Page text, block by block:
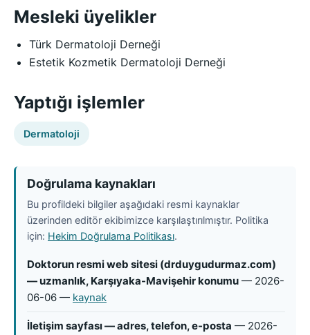
Mesleki üyelikler
Türk Dermatoloji Derneği
Estetik Kozmetik Dermatoloji Derneği
Yaptığı işlemler
Dermatoloji
Doğrulama kaynakları
Bu profildeki bilgiler aşağıdaki resmi kaynaklar
üzerinden editör ekibimizce karşılaştırılmıştır. Politika
için: Hekim Doğrulama Politikası.
Doktorun resmi web sitesi (drduygudurmaz.com)
— uzmanlık, Karşıyaka-Mavişehir konumu — 2026-
06-06 — kaynak
İletişim sayfası — adres, telefon, e-posta — 2026-